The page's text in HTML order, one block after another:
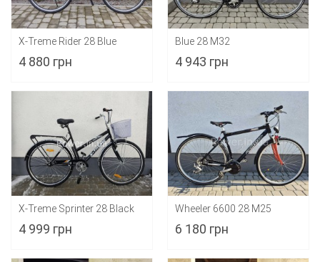
X-Treme Rider 28 Blue
4 880 грн
Blue 28 M32
4 943 грн
X-Treme Sprinter 28 Black
4 999 грн
Wheeler 6600 28 M25
6 180 грн